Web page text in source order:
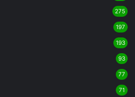
275
197
193
93
77
71